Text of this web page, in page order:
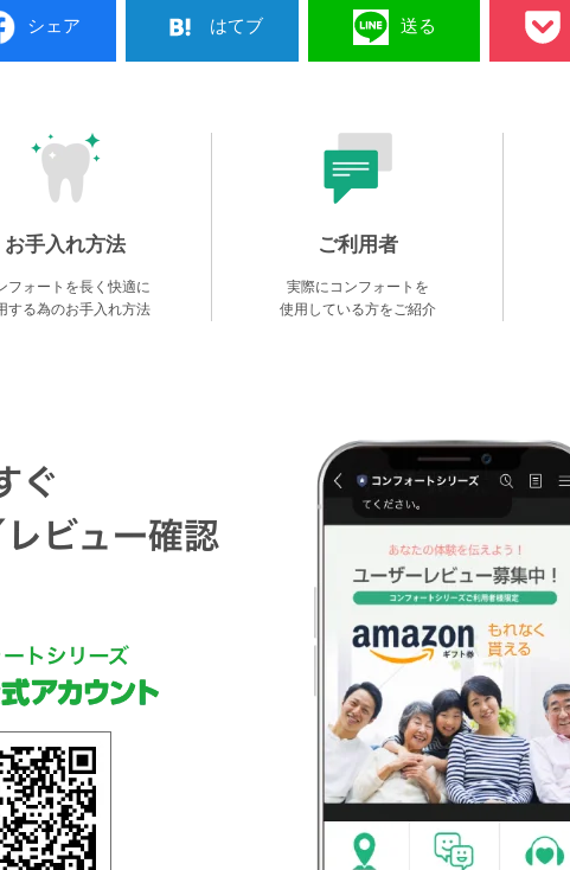
シェア はてブ 送る
お手入れ方法
フォートを長く快適に
する為のお手入れ方法
ご利用者
実際にコンフォートを
使用している方をご紹介